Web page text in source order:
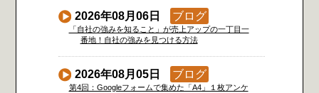
2026年08月06日 ブログ
「自社の強みを知ること」が売上アップの一丁目一
番地！自社の強みを見つける方法
2026年08月05日 ブログ
第4回：Googleフォームで集めた「A4」１枚アンケ